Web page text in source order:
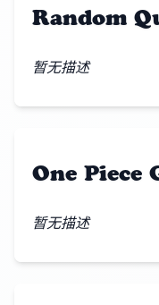
Random
暂无描述
One Piece
暂无描述